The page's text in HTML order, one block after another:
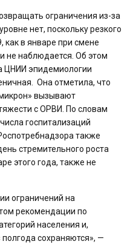
ограничения из-за
нет, поскольку резкого
как в январе при смене
не наблюдается. Об этом
ЦНИИ эпидемиологии
Она отметила, что
вызывают
с ОРВИ. По словам
госпитализаций
также
стремительного роста
этого года, также не
ограничений на
рекомендации по
населения и,
сохраняются», —